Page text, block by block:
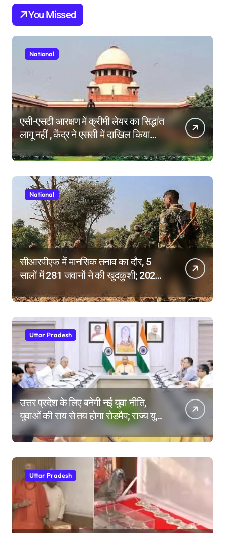
You Missed
National
एसी-एसटी आरक्षण में क्रीमी लेयर का सिद्धांत
लागू नहीं , केंद्र ने एससी में दाखिल किया
हलफनामा; याचिकाएं खारिज करने की मांग
National
सीआरपीएफ में मानसिक तनाव का दौर, 5
सालों में 281 जवानों ने की खुदकुशी; 2025
Uttar Pradesh
उत्तर प्रदेश के लिए बनेगी नई युवा नीति,
युवाओं की राय से तय होगा रोडमैप; राज्य युवा
आयोग के गठन पर भी मंथन
Uttar Pradesh